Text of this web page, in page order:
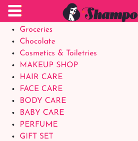
Food Supplements
Baby Foods
Groceries
Chocolate
Cosmetics & Toiletries
MAKEUP SHOP
HAIR CARE
FACE CARE
BODY CARE
BABY CARE
PERFUME
GIFT SET